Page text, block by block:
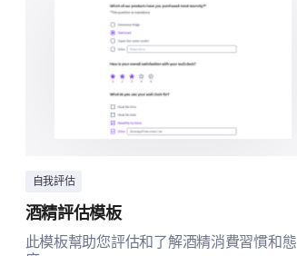
不滿意
非常不滿意
自我評估
酒精評估模板
此模板幫助您評估和了解酒精消費習慣和態